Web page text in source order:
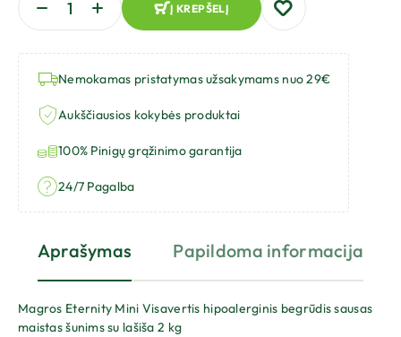
Į KREPŠELĮ
Nemokamas pristatymas užsakymams nuo 29€
Aukščiausios kokybės produktai
100% Pinigų grąžinimo garantija
24/7 Pagalba
Aprašymas Papildoma informacija
Magros Eternity Mini Visavertis hipoalerginis begrūdis sausas
maistas šunims su lašiša 2 kg